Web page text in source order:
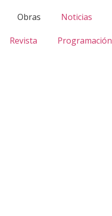
Obras Noticias
Revista Programación